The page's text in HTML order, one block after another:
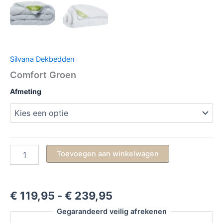
Silvana Dekbedden
Comfort Groen
Afmeting
Groen
Toevoegen aan winkelwagen
€ 119,95 - € 239,95
€ 119,95
Gegarandeerd veilig afrekenen